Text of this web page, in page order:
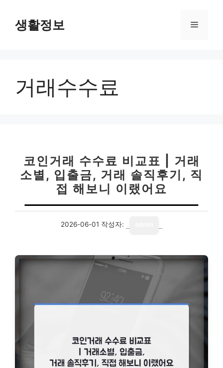
생활정보 메
거래수수료
코인거래 수수료 비교표 | 거래
소별, 입출금, 거래 솔직후기, 직
접 해보니 이랬어요
2026-06-01 작성자: